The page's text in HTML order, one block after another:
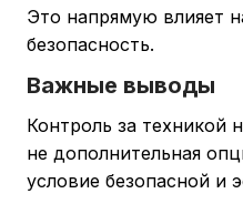
Это напрямую влияет
безопасность.
Важные выводы
Контроль за техникой
не дополнительная
условие безопасной и